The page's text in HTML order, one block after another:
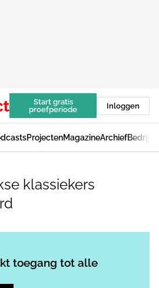
Start gratis
proefperiode
Inloggen
ProjectenMagazineArchief
klassiekers
toegang tot alle